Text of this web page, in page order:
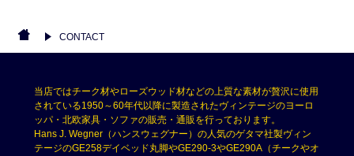
CONTACT
当店ではチーク材やローズウッド材などの上質な素材が贅沢に使用
されている1950～60年代以降に製造されたヴィンテージのヨーロ
ッパ・北欧家具・ソファの販売・通販を行っております。
Hans J. Wegner（ハンスウェグナー）の人気のゲタマ社製ヴィン
テージのGE258デイベッド丸脚やGE290-3やGE290A（チークやオ